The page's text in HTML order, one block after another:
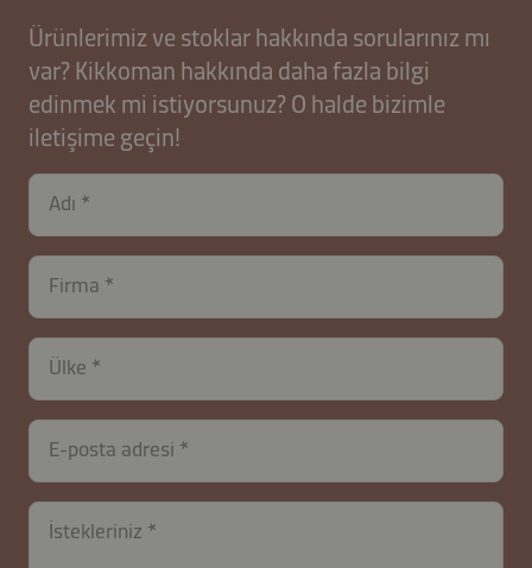
Ürünlerimiz ve stoklar hakkında sorularınız mı
var? Kikkoman hakkında daha fazla bilgi
edinmek mi istiyorsunuz? O halde bizimle
iletişime geçin!
Adı
Firma
Ülke
contactTR-
B2B-
26627-
FrjqND0Tgn5x
E-posta adresi
İstekleriniz